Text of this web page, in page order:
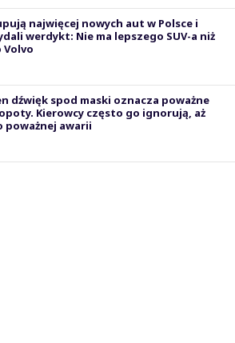
najwięcej nowych aut w Polsce i
werdykt: Nie ma lepszego SUV-a niż
Volvo
dźwięk spod maski oznacza poważne
Kierowcy często go ignorują, aż
poważnej awarii